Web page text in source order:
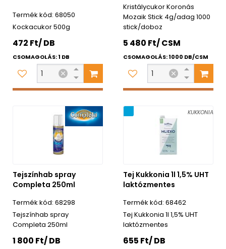
68050
Kockacukor 500g
472 Ft/ DB
CSOMAGOLÁS: 1 DB
Kristálycukor Koronás
Mozaik Stick 4g/adag 1000
stick/doboz
5 480 Ft/ CSM
CSOMAGOLÁS: 1000 DB/CSM
Tejszínhab spray
Completa 250ml
68298
Tejszínhab spray
Completa 250ml
1 800 Ft/ DB
Újdonság KUKKONIA
Tej Kukkonia 1l 1,5% UHT
laktózmentes
68462
Tej Kukkonia 1l 1,5% UHT
laktózmentes
655 Ft/ DB